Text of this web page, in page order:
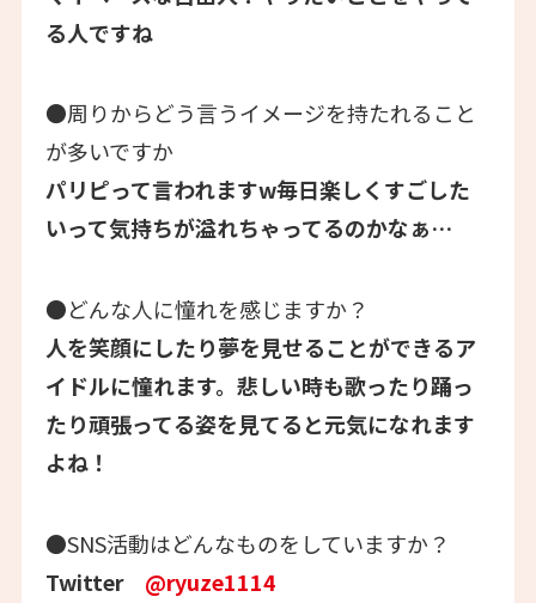
る人ですね
●周りからどう言うイメージを持たれること
が多いですか
パリピって言われますw毎日楽しくすごした
いって気持ちが溢れちゃってるのかなぁ…
●どんな人に憧れを感じますか？
人を笑顔にしたり夢を見せることができるア
イドルに憧れます。悲しい時も歌ったり踊っ
たり頑張ってる姿を見てると元気になれます
よね！
●SNS活動はどんなものをしていますか？
Twitter @ryuze1114